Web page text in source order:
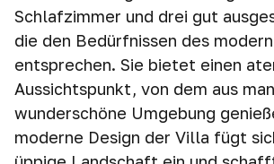
Schlafzimmer und drei gut
die den Bedürfnissen des
entsprechen. Sie bietet einen
Aussichtspunkt, von dem aus
wunderschöne Umgebung
moderne Design der Villa fügt